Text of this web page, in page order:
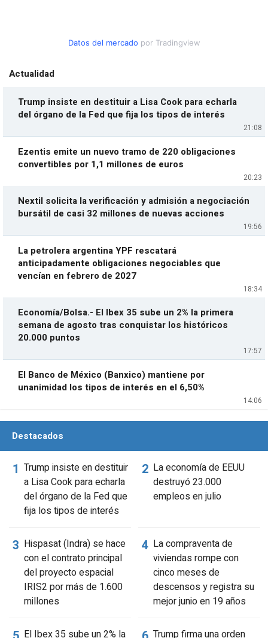
Datos del mercado por Tradingview
Actualidad
21:08
Trump insiste en destituir a Lisa Cook para echarla
del órgano de la Fed que fija los tipos de interés
20:23
Ezentis emite un nuevo tramo de 220 obligaciones
convertibles por 1,1 millones de euros
19:56
Nextil solicita la verificación y admisión a negociación
bursátil de casi 32 millones de nuevas acciones
18:34
La petrolera argentina YPF rescatará
anticipadamente obligaciones negociables que
vencían en febrero de 2027
17:57
Economía/Bolsa.- El Ibex 35 sube un 2% la primera
semana de agosto tras conquistar los históricos
20.000 puntos
14:06
El Banco de México (Banxico) mantiene por
unanimidad los tipos de interés en el 6,50%
Destacados
Trump insiste en destituir
a Lisa Cook para echarla
del órgano de la Fed que
fija los tipos de interés
La economía de EEUU
destruyó 23.000
empleos en julio
Hispasat (Indra) se hace
con el contrato principal
del proyecto espacial
IRIS2 por más de 1.600
millones
La compraventa de
viviendas rompe con
cinco meses de
descensos y registra su
mejor junio en 19 años
El Ibex 35 sube un 2% la
Trump firma una orden